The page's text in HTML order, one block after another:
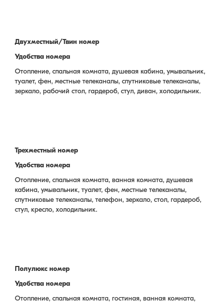
Двухместный/Твин номер
Удобства номера
Отопление, спальная комната, душевая кабина, умывальник,
туалет, фен, местные телеканалы, спутниковые телеканалы,
зеркало, рабочий стол, гардероб, стул, диван, холодильник.
Трехместный номер
Удобства номера
Отопление, спальная комната, ванная комната, душевая
кабина, умывальник, туалет, фен, местные телеканалы,
спутниковые телеканалы, телефон, зеркало, стол, гардероб,
стул, кресло, холодильник.
Полулюкс номер
Удобства номера
Отопление, спальная комната, гостиная, ванная комната,